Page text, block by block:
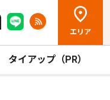
エリア
タイアップ（PR）